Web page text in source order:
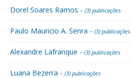
Dorel Soares Ramos - (3) publicações
Paulo Mauricio A. Senra - (3) publicações
Alexandre Lafranque - (3) publicações
Luana Bezerra - (3) publicações